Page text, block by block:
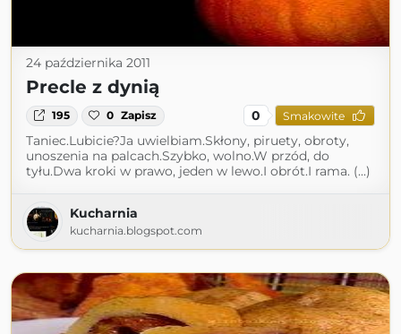
24 października 2011
Precle z dynią
195 0 Zapisz 0 Smakowite
Taniec.Lubicie?Ja uwielbiam.Skłony, piruety, obroty,
unoszenia na palcach.Szybko, wolno.W przód, do
tyłu.Dwa kroki w prawo, jeden w lewo.I obrót.I rama. (...)
Kucharnia
kucharnia.blogspot.com